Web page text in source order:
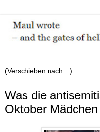
Was die
Oktober